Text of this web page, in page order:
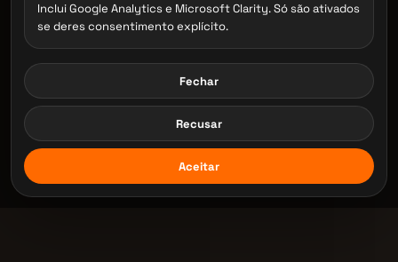
Inclui Google Analytics e Microsoft Clarity. Só são ativados
se deres consentimento explícito.
Fechar
Recusar
Aceitar